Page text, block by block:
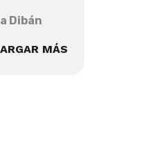
Dibán
MÁS